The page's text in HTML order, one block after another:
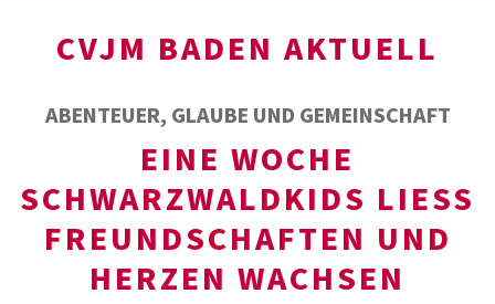
CVJM BADEN AKTUELL
ABENTEUER, GLAUBE UND GEMEINSCHAFT
EINE WOCHE
SCHWARZWALDKIDS LIESS F
REUNDSCHAFTEN UND H
ERZEN WACHSEN